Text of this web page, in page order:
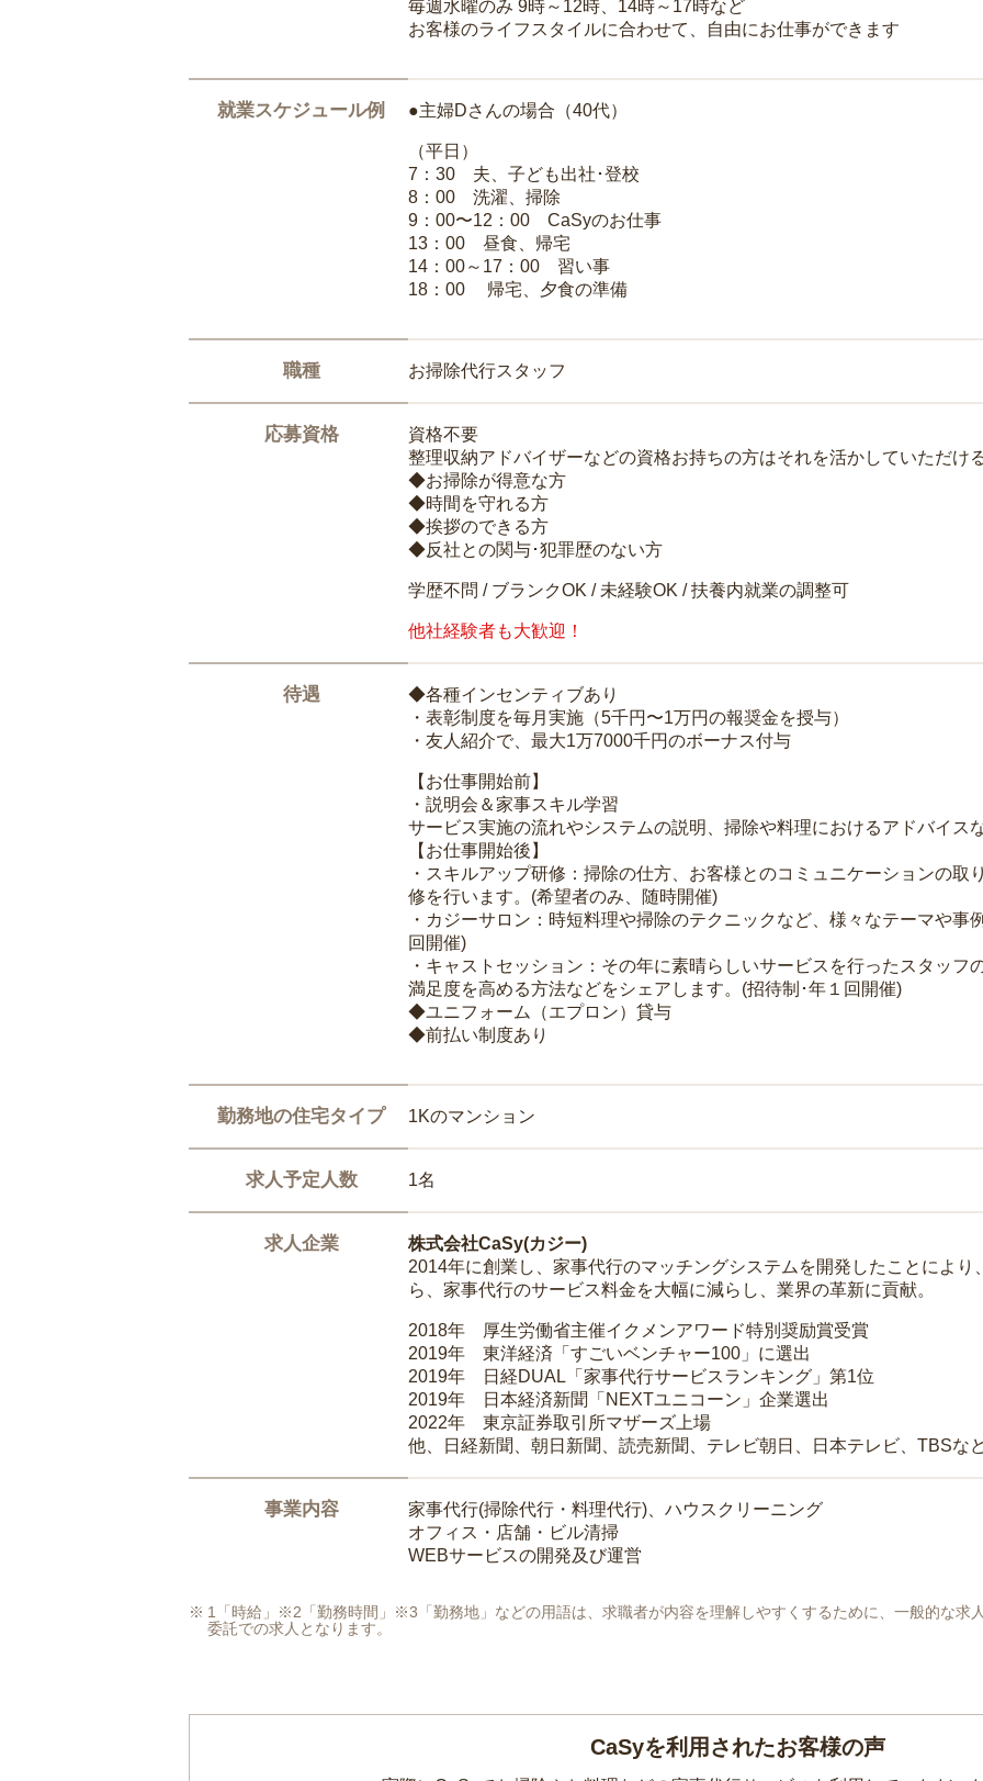
毎週水曜のみ 9時～12時、14時～17時など
お客様のライフスタイルに合わせて、自由にお仕事ができます
就業スケジュール例 ●主婦Dさんの場合（40代）
（平日）
7：30 夫、子ども出社･登校
8：00 洗濯、掃除
9：00〜12：00 CaSyのお仕事
13：00 昼食、帰宅
14：00～17：00 習い事
18：00 帰宅、夕食の準備
職種 お掃除代行スタッフ
応募資格
資格不要
整理収納アドバイザーなどの資格お持ちの方はそれを活かしていただけ
◆お掃除が得意な方
◆時間を守れる方
◆挨拶のできる方
◆反社との関与･犯罪歴のない方
学歴不問 / ブランクOK / 未経験OK / 扶養内就業の調整可
他社経験者も大歓迎！
待遇
◆各種インセンティブあり
・表彰制度を毎月実施（5千円〜1万円の報奨金を授与）
・友人紹介で、最大1万7000千円のボーナス付与
【お仕事開始前】
・説明会＆家事スキル学習
サービス実施の流れやシステムの説明、掃除や料理におけるアドバイス
【お仕事開始後】
・スキルアップ研修：掃除の仕方、お客様とのコミュニケーションの
修を行います。(希望者のみ、随時開催)
・カジーサロン：時短料理や掃除のテクニックなど、様々なテーマや事
回開催)
・キャストセッション：その年に素晴らしいサービスを行ったスタッ
満足度を高める方法などをシェアします。(招待制･年１回開催)
◆ユニフォーム（エプロン）貸与
◆前払い制度あり
勤務地の住宅タイプ 1Kのマンション
求人予定人数 1名
求人企業
株式会社CaSy(カジー)
2014年に創業し、家事代行のマッチングシステムを開発したことによ
ら、家事代行のサービス料金を大幅に減らし、業界の革新に貢献。
2018年 厚生労働省主催イクメンアワード特別奨励賞受賞
2019年 東洋経済「すごいベンチャー100」に選出
2019年 日経DUAL「家事代行サービスランキング」第1位
2019年 日本経済新聞「NEXTユニコーン」企業選出
2022年 東京証券取引所マザーズ上場
他、日経新聞、朝日新聞、読売新聞、テレビ朝日、日本テレビ、TBSな
事業内容
家事代行(掃除代行・料理代行)、ハウスクリーニング
オフィス・店舗・ビル清掃
WEBサービスの開発及び運営
1「時給」※2「勤務時間」※3「勤務地」などの用語は、求職者が内容を理解しやすくするために、一般的な求
委託での求人となります。
CaSyを利用されたお客様の声